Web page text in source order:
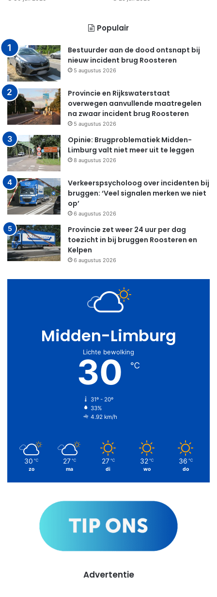
Populair
Bestuurder aan de dood ontsnapt bij
nieuw incident brug Roosteren
5 augustus 2026
Provincie en Rijkswaterstaat
overwegen aanvullende maatregelen
na zwaar incident brug Roosteren
5 augustus 2026
Opinie: Brugproblematiek Midden-
Limburg valt niet meer uit te leggen
8 augustus 2026
Verkeerspsycholoog over incidenten bij
bruggen: ‘Veel signalen merken we niet
op’
6 augustus 2026
Provincie zet weer 24 uur per dag
toezicht in bij bruggen Roosteren en
Kelpen
6 augustus 2026
Midden-Limburg
Lichte bewolking
30 ℃
31º - 20º
33%
4.92 km/h
30 ℃
zo
27 ℃
ma
27 ℃
di
32 ℃
wo
36 ℃
do
Advertentie